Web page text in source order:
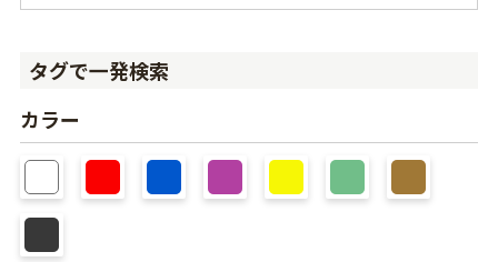
タグで一発検索
カラー